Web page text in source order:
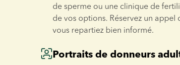
de sperme ou une clinique de
de vos options. Réservez un
vous repartiez bien informé.
Portraits de donneurs